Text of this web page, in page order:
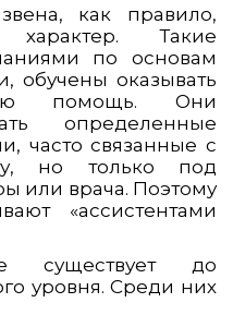
как правило,
характер. Такие
по основам
обучены оказывать
помощь. Они
определенные
часто связанные с
но только под
или врача. Поэтому
«ассистентами
существует до
уровня. Среди них